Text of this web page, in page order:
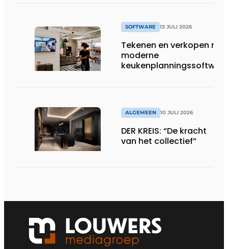
SOFTWARE 13 JULI 2026
Tekenen en verkopen met
moderne
keukenplanningssoftware
ALGEMEEN 10 JULI 2026
DER KREIS: “De kracht
van het collectief”